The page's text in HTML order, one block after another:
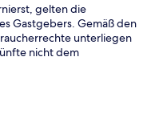
gelten die
Gastgebers. Gemäß den
unterliegen
nicht dem